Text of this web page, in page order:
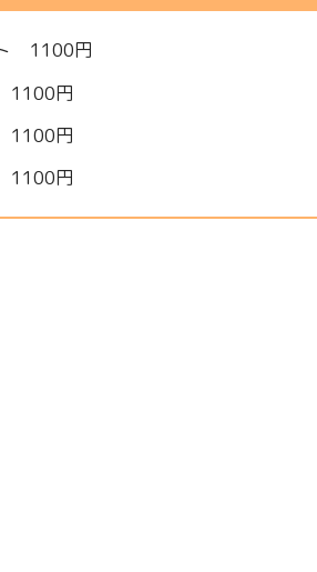
1100円
1100円
1100円
1100円